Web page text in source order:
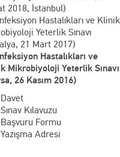
2018, İstanbul)
Hastalıkları ve Klinik
Yeterlik Sınavı
21 Mart 2017)
Hastalıkları ve
Mikrobiyoloji Yeterlik Sınavı
26 Kasım 2016)
Davet
Sınav Kılavuzu
Başvuru Formu
Yazışma Adresi